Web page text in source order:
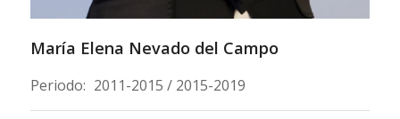
María Elena Nevado del Campo
Periodo: 2011-2015 / 2015-2019